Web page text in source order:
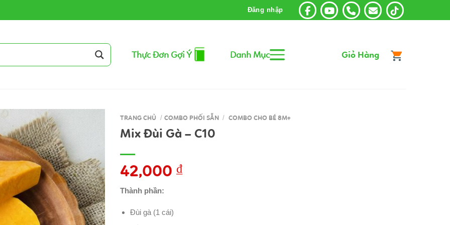
Đăng nhập
Thực Đơn Gợi Ý Danh Mục Giỏ Hàng
TRANG CHỦ / COMBO PHỐI SẴN / COMBO CHO BÉ 8M+
Mix Đùi Gà – C10
42,000 ₫
Thành phần:
Đùi gà (1 cái)